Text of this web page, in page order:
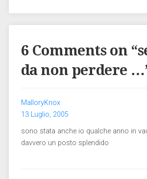
6 Comments on “
da non perdere …
MaIIoryKnox
13 Luglio, 2005
sono stata anche io qualche anno in
davvero un posto splendido